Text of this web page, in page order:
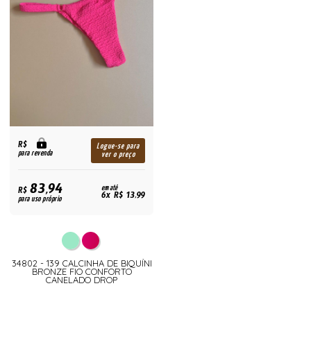
R$
para revenda
Logue-se para
ver o preço
R$83,94
para uso próprio
em até
6x R$ 13,99
34802 - 139 CALCINHA DE BIQUÍNI
BRONZE FIO CONFORTO
CANELADO DROP